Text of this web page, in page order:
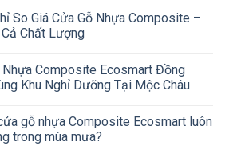
So Giá Cửa Gỗ Nhựa Composite –
Chất Lượng
Nhựa Composite Ecosmart Đồng
Khu Nghỉ Dưỡng Tại Mộc Châu
gỗ nhựa Composite Ecosmart luôn
trong mùa mưa?